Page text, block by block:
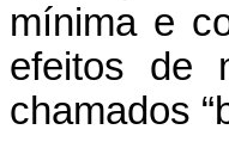
mínima e
efeitos de
chamados